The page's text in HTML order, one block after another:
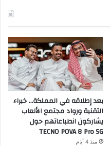
بعد إطلاقه في المملكة… خبراء
التقنية ورواد مجتمع الألعاب
يشاركون انطباعاتهم حول
TECNO POVA 8 Pro 5G
منذ 4 أيام